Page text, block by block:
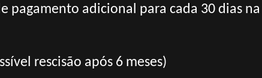
pagamento adicional para cada 30 dias na
rescisão após 6 meses)